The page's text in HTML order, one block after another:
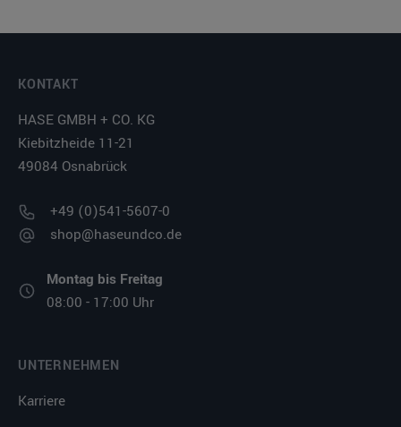
KONTAKT
HASE GMBH + CO. KG
Kiebitzheide 11-21
49084 Osnabrück
+49 (0)541-5607-0
shop@haseundco.de
Montag bis Freitag
08:00 - 17:00 Uhr
UNTERNEHMEN
Karriere